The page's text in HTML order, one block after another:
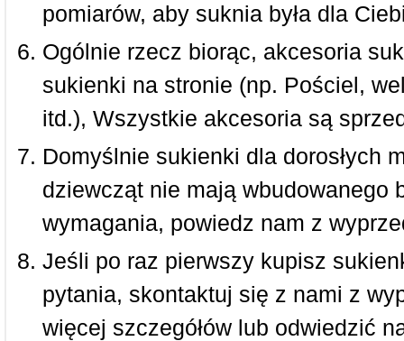
pomiarów, aby suknia była dla
Ogólnie rzecz biorąc, akcesoria
sukienki na stronie (np. Pościel,
itd.), Wszystkie akcesoria są
Domyślnie sukienki dla dorosłych
dziewcząt nie mają
wymagania, powiedz nam z
Jeśli po raz pierwszy kupisz
pytania, skontaktuj się z nami z
więcej szczegółów lub odwiedzić